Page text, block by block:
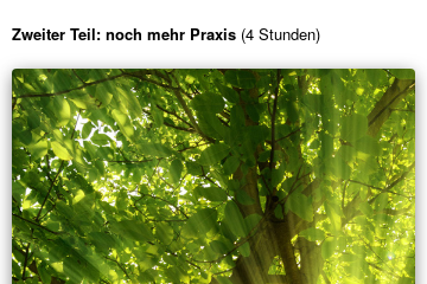
Zweiter Teil: noch mehr Praxis (4 Stunden)